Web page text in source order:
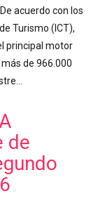
acuerdo con los
Turismo (ICT),
principal motor
de 966.000
de